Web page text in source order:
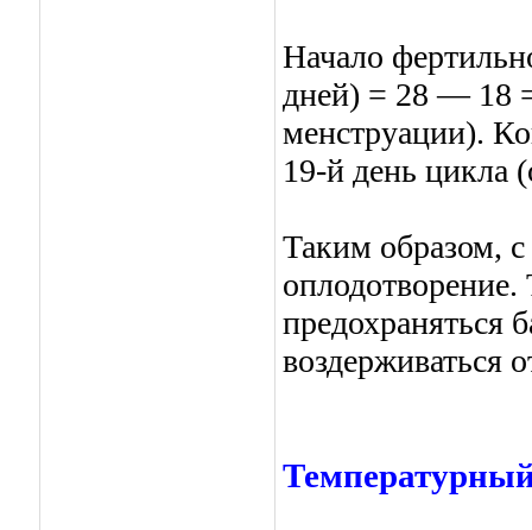
Начало
дней) = 28 — 18
менструации).
19-й день цикла
Таким образом,
предохраняться
воздерживаться